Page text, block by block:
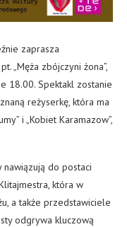
zaprasza
„Męża zbójczyni żona”,
18.00. Spektakl zostanie
reżyserkę, która ma
i „Kobiet Karamazow”,
nawiązują do postaci
która w
a także przedstawiciele
odgrywa kluczową